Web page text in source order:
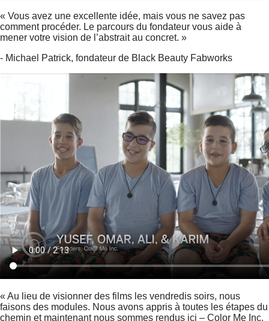
« Vous avez une excellente idée, mais vous ne savez pas
comment procéder. Le parcours du fondateur vous aide à
mener votre vision de l’abstrait au concret. »
- Michael Patrick, fondateur de Black Beauty Fabworks
« Au lieu de visionner des films les vendredis soirs, nous
faisons des modules. Nous avons appris à toutes les étapes du
chemin et maintenant nous sommes rendus ici – Color Me Inc.